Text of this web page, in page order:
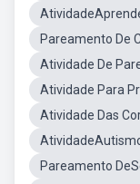
Pareamento De
Atividade De
Atividade Para
Atividade Das
Pareamento